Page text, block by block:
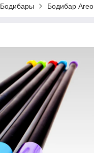
Бодибары Бодибар Areo